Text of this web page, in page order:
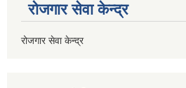
रोजगार सेवा केन्द्र
रोजगार सेवा केन्द्र